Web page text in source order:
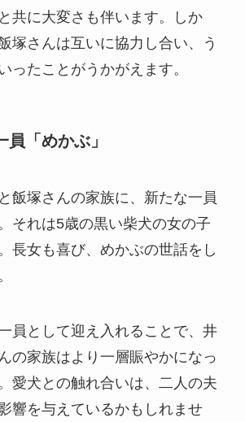
共に大変さも伴います。しか
塚さんは互いに協力し合い、う
ったことがうかがえます。
「めかぶ」
飯塚さんの家族に、新たな一員
それは5歳の黒い柴犬の女の子
長女も喜び、めかぶの世話をし
員として迎え入れることで、井
の家族はより一層賑やかになっ
愛犬との触れ合いは、二人の夫
響を与えているかもしれませ